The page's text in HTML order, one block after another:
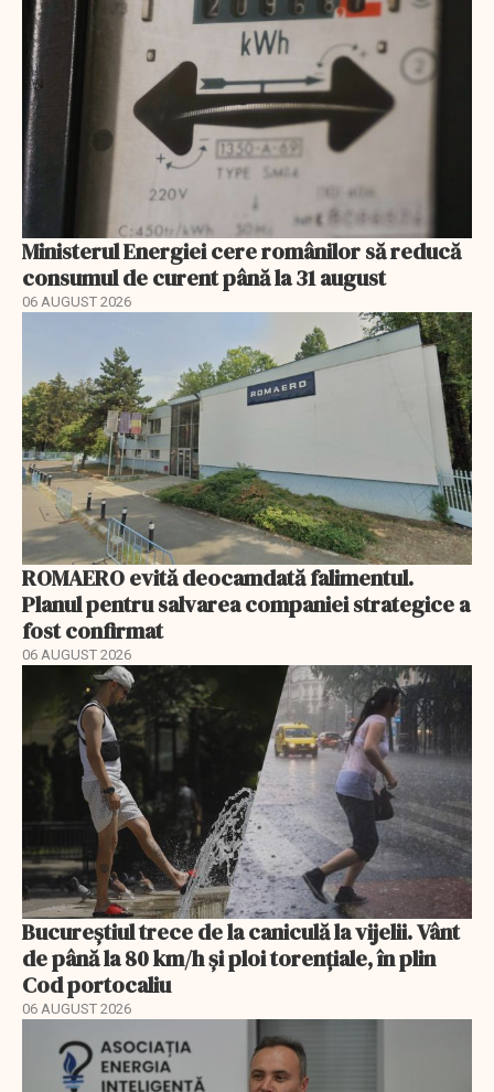
Ministerul Energiei cere românilor să reducă
consumul de curent până la 31 august
06 AUGUST 2026
ROMAERO evită deocamdată falimentul.
Planul pentru salvarea companiei strategice a
fost confirmat
06 AUGUST 2026
Bucureștiul trece de la caniculă la vijelii. Vânt
de până la 80 km/h și ploi torențiale, în plin
Cod portocaliu
06 AUGUST 2026